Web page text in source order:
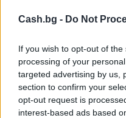
Cash.bg - Do Not
If you wish to opt-out of
processing of your
targeted advertising by us,
section to confirm your
opt-out request is
interest-based ads based
Изкуствен
създаде нови
07.08.2026 / 15:30